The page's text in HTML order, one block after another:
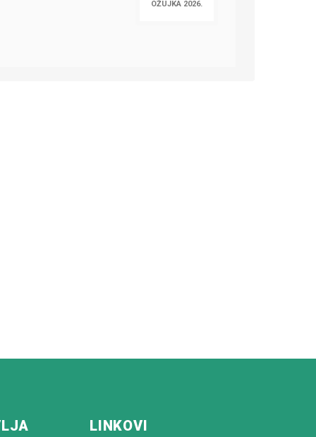
OŽUJKA 2026.
LINKOVI